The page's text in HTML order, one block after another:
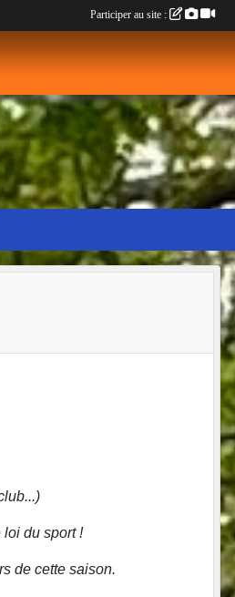
du sport !
de cette saison.
Participer au site :